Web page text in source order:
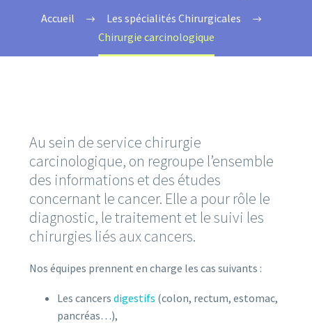
Accueil
Les spécialités Chirurgicales
Chirurgie carcinologique
Au sein de service chirurgie
carcinologique, on regroupe l’ensemble
des informations et des études
concernant le cancer. Elle a pour rôle le
diagnostic, le traitement et le suivi les
chirurgies liés aux cancers.
Nos équipes prennent en charge les cas suivants :
Les cancers digestifs (colon, rectum, estomac,
pancréas…),